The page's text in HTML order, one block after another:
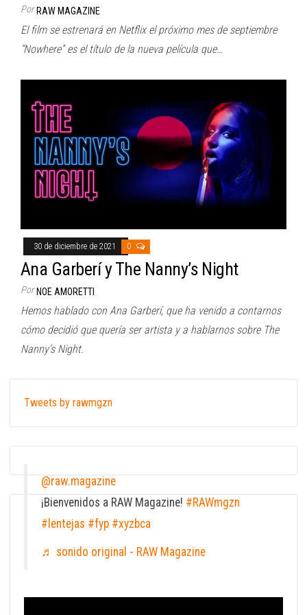
Por RAW MAGAZINE
El film se estrenará en Netflix el próximo mes de septiembre
“Nowhere” es el título de la nueva película que…
30 de diciembre de 2021 0
Ana Garberí y The Nanny’s Night
Por NOE AMORETTI
Hemos hablado con Ana Garberí, que ha venido a contarnos
cómo decidió que quería ser artista y a hablarnos sobre The
Nanny’s Night.
Tweets by rawmgzn
@raw.magazine
¡Bienvenidos a RAW Magazine! #RAWmgzn
#lentejas #fyp #xyzbca
♬ sonido original - RAW Magazine